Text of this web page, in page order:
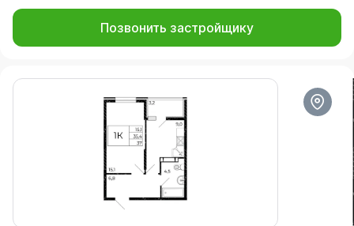
Позвонить застройщику